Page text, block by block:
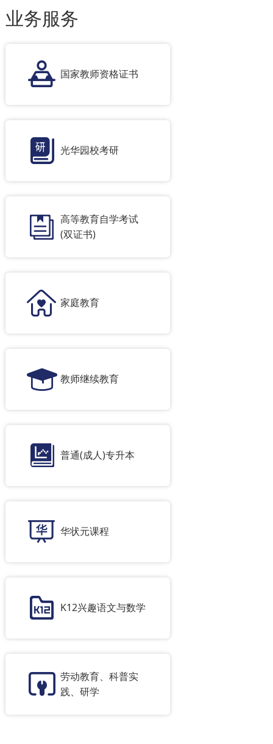
业务服务
国家教师资格证书
光华园校考研
高等教育自学考试
(双证书)
家庭教育
教师继续教育
普通(成人)专升本
华状元课程
K12兴趣语文与数学
劳动教育、科普实
践、研学